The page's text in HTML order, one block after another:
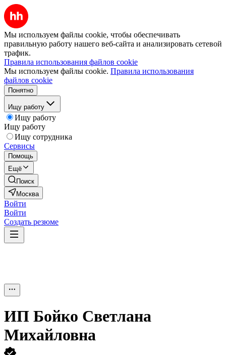
Мы используем файлы cookie, чтобы обеспечивать
правильную работу нашего веб-сайта и анализировать сетевой
трафик.
Правила использования файлов cookie
Мы используем файлы cookie. Правила использования
файлов cookie
Понятно
Ищу работу
Ищу работу
Ищу работу
Ищу сотрудника
Сервисы
Помощь
Ещё
Поиск
Москва
Войти
Войти
Создать резюме
ИП Бойко Светлана
Михайловна